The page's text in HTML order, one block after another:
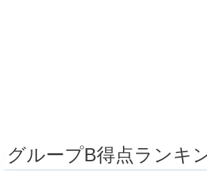
グループB得点ランキ